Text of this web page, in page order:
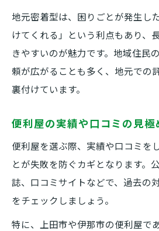
地元密着型は、困りごとが発生し
けてくれる」という利点もあり、
きやすいのが魅力です。地域住民
頼が広がることも多く、地元での
裏付けています。
便利屋の実績や口コミの見極
便利屋を選ぶ際、実績や口コミを
とが失敗を防ぐカギとなります。
誌、口コミサイトなどで、過去の
をチェックしましょう。
特に、上田市や伊那市の便利屋で